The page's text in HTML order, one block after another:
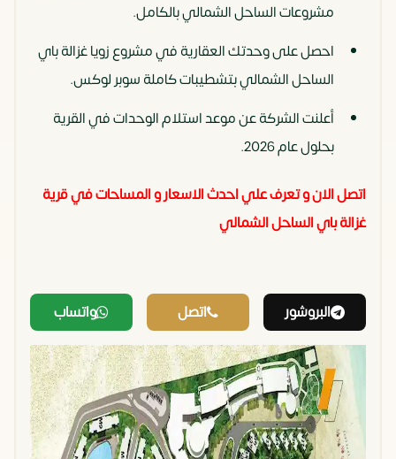
مشروعات الساحل الشمالي بالكامل.
احصل على وحدتك العقارية في مشروع زويا غزالة باي
الساحل الشمالي بتشطيبات كاملة سوبر لوكس.
أعلنت الشركة عن موعد استلام الوحدات في القرية
بحلول عام 2026.
اتصل الان و تعرف علي احدث الاسعار و المساحات في قرية
غزالة باي الساحل الشمالي
البروشور اتصل واتساب